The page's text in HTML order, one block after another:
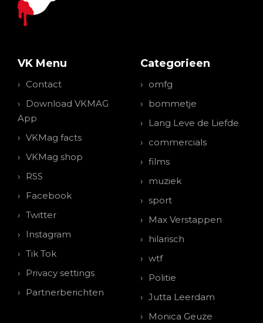
VK Menu
Contact
Download VKMAG
App
VKMag facts
VKMag shop
RSS
Facebook
Twitter
Instagram
Tik Tok
Privacy settings
Partnerberichten
Categorieen
omfg
bommetje
Lang Leve de Liefde
commercials
films
muziek
sport
Max Verstappen
hilarisch
wtf
Politie
Jutta Leerdam
Monica Geuze